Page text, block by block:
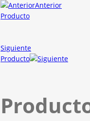
Anterior
Producto
Siguiente
Producto